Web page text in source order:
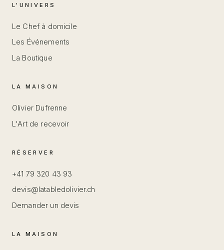
L'UNIVERS
Le Chef à domicile
Les Événements
La Boutique
LA MAISON
Olivier Dufrenne
L'Art de recevoir
RÉSERVER
+41 79 320 43 93
devis@latabledolivier.ch
Demander un devis
LA MAISON